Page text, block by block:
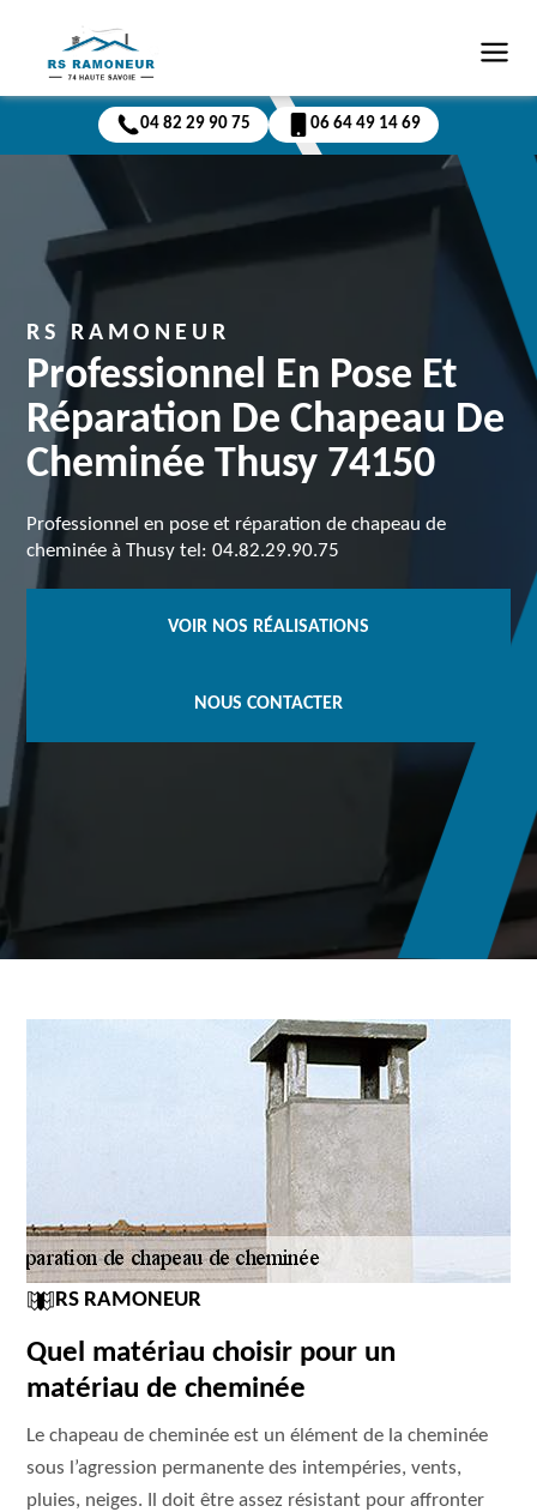
04 82 29 90 75 06 64 49 14 69
RS RAMONEUR
Professionnel En Pose Et
Réparation De Chapeau De
Cheminée Thusy 74150
Professionnel en pose et réparation de chapeau de
cheminée à Thusy tel: 04.82.29.90.75
VOIR NOS RÉALISATIONS
NOUS CONTACTER
RS RAMONEUR
Quel matériau choisir pour un
matériau de cheminée
Le chapeau de cheminée est un élément de la cheminée
sous l’agression permanente des intempéries, vents,
pluies, neiges. Il doit être assez résistant pour affronter